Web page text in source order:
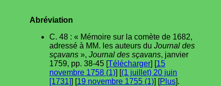
Abréviation
C. 48 : « Mémoire sur la comète de 1682,
adressé à MM. les auteurs du Journal des
sçavans », Journal des sçavans, janvier
1759, pp. 38-45 [Télécharger] [15
novembre 1758 (1)] [(1 juillet) 20 juin
[1731]] [19 novembre 1755 (1)] [Plus].